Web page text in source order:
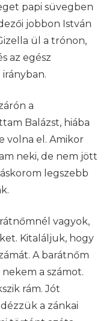
papi süvegben
jobbon István
ül a trónon,
az egész
a
Balázst, hiába
volna el. Amikor
neki, de nem jött
legszebb
vagyok,
Kitaláljuk, hogy
A barátnőm
a számot.
rám. Jót
a zánkai